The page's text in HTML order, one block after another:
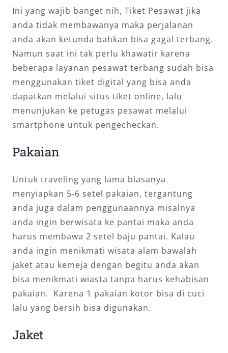
Ini yang wajib banget nih, Tiket Pesawat jika
anda tidak membawanya maka perjalanan
anda akan ketunda bahkan bisa gagal terbang.
Namun saat ini tak perlu khawatir karena
beberapa layanan pesawat terbang sudah bisa
menggunakan tiket digital yang bisa anda
dapatkan melalui situs tiket online, lalu
menunjukan ke petugas pesawat melalui
smartphone untuk pengecheckan.
Pakaian
Untuk traveling yang lama biasanya
menyiapkan 5-6 setel pakaian, tergantung
anda juga dalam penggunaannya misalnya
anda ingin berwisata ke pantai maka anda
harus membawa 2 setel baju pantai. Kalau
anda ingin menikmati wisata alam bawalah
jaket atau kemeja dengan begitu anda akan
bisa menikmati wiasta tanpa harus kehabisan
pakaian. Karena 1 pakaian kotor bisa di cuci
lalu yang bersih bisa digunakan.
Jaket